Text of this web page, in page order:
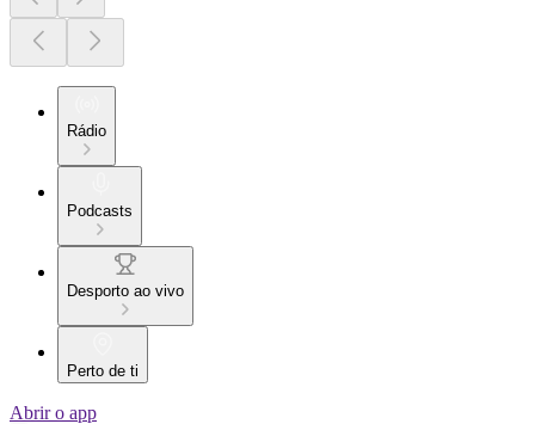
Rádio
Podcasts
Desporto ao vivo
Perto de ti
Abrir o app